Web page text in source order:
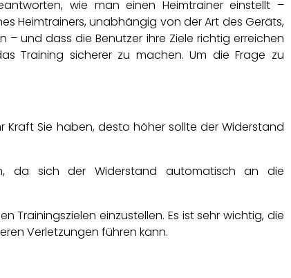
wie man einen Heimtrainer einstellt –
Heimtrainers, unabhängig von der Art des Geräts,
und dass die Benutzer ihre Ziele richtig erreichen
Training sicherer zu machen. Um die Frage zu
Kraft Sie haben, desto höher sollte der Widerstand
da sich der Widerstand automatisch an die
Trainingszielen einzustellen. Es ist sehr wichtig, die
Verletzungen führen kann.